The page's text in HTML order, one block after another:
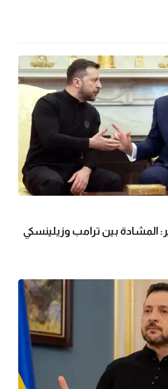
بين ترامب وزيلينسكي